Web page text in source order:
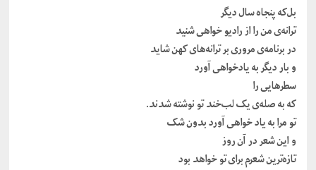
بل‌که پنجاه سال دیگر
ترانه‌ی من را از رادیو خواهی شنید
در برنامه‌ی مروری بر ترانه‌های کهن شاید
و بار دیگر به یادخواهی آورد
سطرهایی را
که به صله‌ی یک لب‌خند تو نوشته شدند.
تو مرا به یاد خواهی آورد بدون شک
و این شعر در آن روز
تازه‌ترین شعرم برای تو خواهد بود